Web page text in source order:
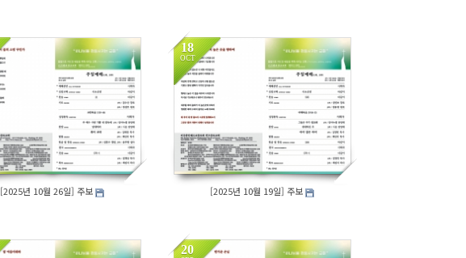
307
[2025년 10월 26일] 주보
18
OCT
321
[2025년 10월 19일] 주보
20